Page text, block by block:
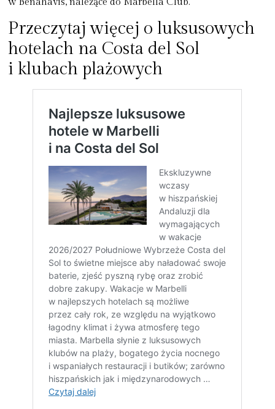
Przeczytaj więcej o luksusowych
hotelach na Costa del Sol
i klubach plażowych